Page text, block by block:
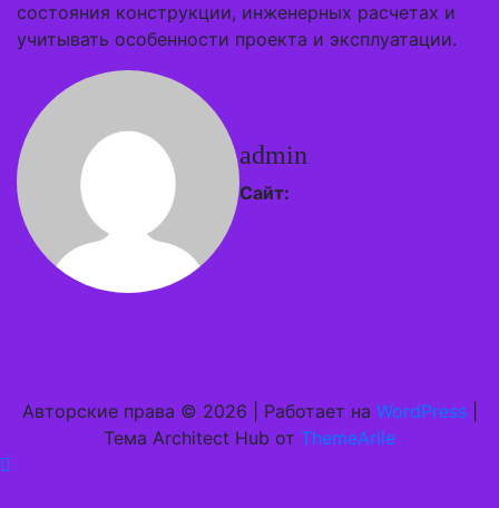
состояния конструкции, инженерных расчетах и
учитывать особенности проекта и эксплуатации.
admin
Сайт:
Авторские права © 2026 | Работает на WordPress
Тема Architect Hub от ThemeArile